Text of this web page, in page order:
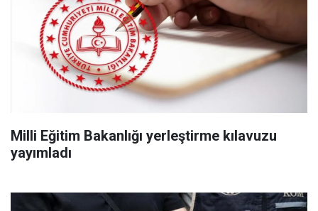
Milli Eğitim Bakanlığı yerleştirme kılavuzu
yayımladı